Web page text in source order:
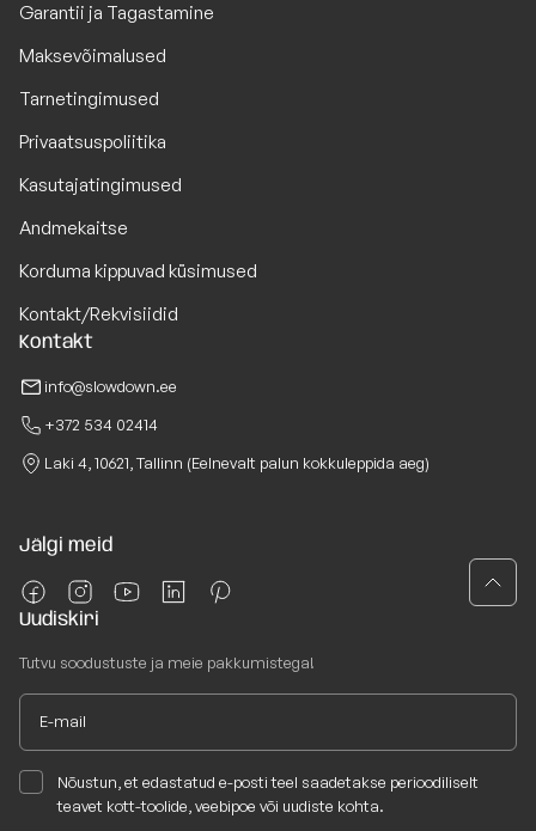
Garantii ja Tagastamine
Maksevõimalused
Tarnetingimused
Privaatsuspoliitika
Kasutajatingimused
Andmekaitse
Korduma kippuvad küsimused
Kontakt/Rekvisiidid
Kontakt
info@slowdown.ee
+372 534 02414
Laki 4, 10621, Tallinn (Eelnevalt palun kokkuleppida aeg)
Jälgi meid
Uudiskiri
Tutvu soodustuste ja meie pakkumistega!
Nõustun, et edastatud e-posti teel saadetakse perioodiliselt
teavet kott-toolide, veebipoe või uudiste kohta.